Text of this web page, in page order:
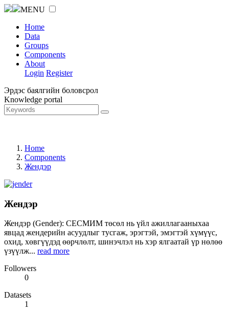
MENU
Home
Data
Groups
Components
About
Login Register
Эрдэс баялгийн боловсрол
Knowledge portal
Home
Components
Жендэр
Жендэр
Жендэр (Gender): СЕСМИМ төсөл нь үйл ажиллагааныхаа
явцад жендерийн асуудлыг тусгаж, эрэгтэй, эмэгтэй хүмүүс,
охид, хөвгүүдэд өөрчлөлт, шинэчлэл нь хэр ялгаатай үр нөлөө
үзүүлж... read more
Followers
0
Datasets
1